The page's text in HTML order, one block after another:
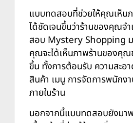
แบบทดสอบที่ช่วยให้คุณเห็น
ได้ชัดเจนขึ้นว่าร้านของคุณจ
สอบ Mystery Shopping
คุณจะได้เห็นภาพร้านของคุณ
ขึ้น ทั้งการต้อนรับ ความสะอ
สินค้า เมนู การจัดการพนักง
ภายในร้าน
นอกจากนี้แบบทดสอบยังมา